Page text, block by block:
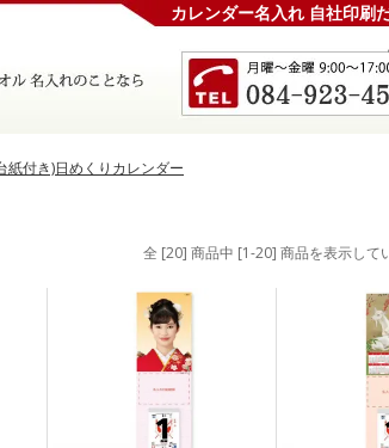
カレンダー名入れ 自社印刷
紙付き)日めくりカレンダー
全 [20] 商品中 [1-20] 商品を表示して